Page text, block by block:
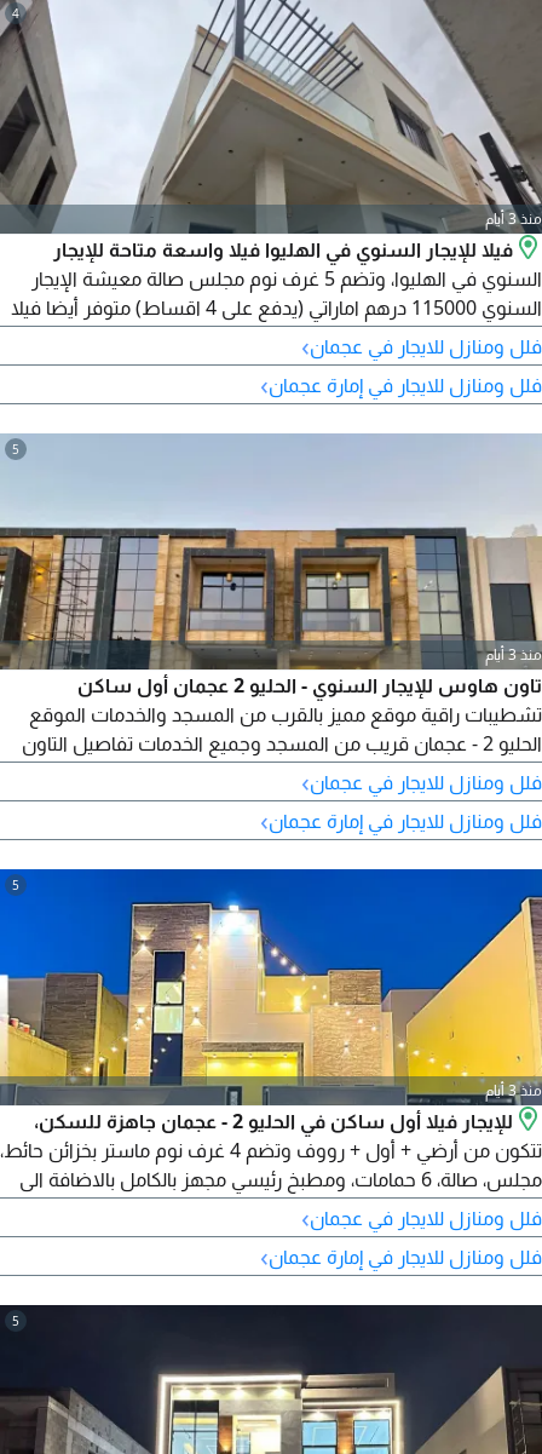
4
منذ 3 أيام
فيلا للإيجار السنوي في الهليوا فيلا واسعة متاحة للإيجار
السنوي في الهليوا، وتضم 5 غرف نوم مجلس صالة معيشة الإيجار
السنوي 115000 درهم اماراتي (يدفع على 4 اقساط) متوفر أيضا فيلا
مماثلة في الياسمين
فلل ومنازل للايجار في عجمان›
فلل ومنازل للايجار في إمارة عجمان›
5
منذ 3 أيام
تاون هاوس للإيجار السنوي - الحليو 2 عجمان أول ساكن
تشطيبات راقية موقع مميز بالقرب من المسجد والخدمات الموقع
الحليو 2 - عجمان قريب من المسجد وجميع الخدمات تفاصيل التاون
هاوس 5 غرف نوم ماستر واسعة صالة كبيرة ومريحة مجلس فاخر
غرفة خادمة تصميم عصري بمساحات واسعة المميزات أول ساكن -
جديد بالكامل تشطيبات فاخرة وعصرية موقع هادئ ومناسب
فلل ومنازل للايجار في عجمان›
فلل ومنازل للايجار في إمارة عجمان›
5
منذ 3 أيام
للإيجار فيلا أول ساكن في الحليو 2 - عجمان جاهزة للسكن،
تتكون من أرضي + أول + رووف وتضم 4 غرف نوم ماستر بخزائن حائط،
مجلس، صالة، 6 حمامات، ومطبخ رئيسي مجهز بالكامل بالاضافة الى
حوش واسع مع مظلة وارتداد أمامي لمواقف السيارات الإيجار
السنوي 110000 درهم الدفع 4 دفعات
فلل ومنازل للايجار في عجمان›
فلل ومنازل للايجار في إمارة عجمان›
5